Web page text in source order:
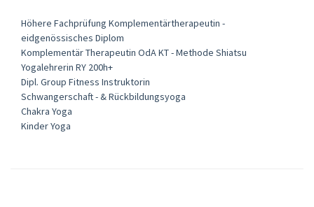
Höhere Fachprüfung Komplementärtherapeutin -
eidgenössisches Diplom
Komplementär Therapeutin OdA KT - Methode Shiatsu
Yogalehrerin RY 200h+
Dipl. Group Fitness Instruktorin
Schwangerschaft - & Rückbildungsyoga
Chakra Yoga
Kinder Yoga